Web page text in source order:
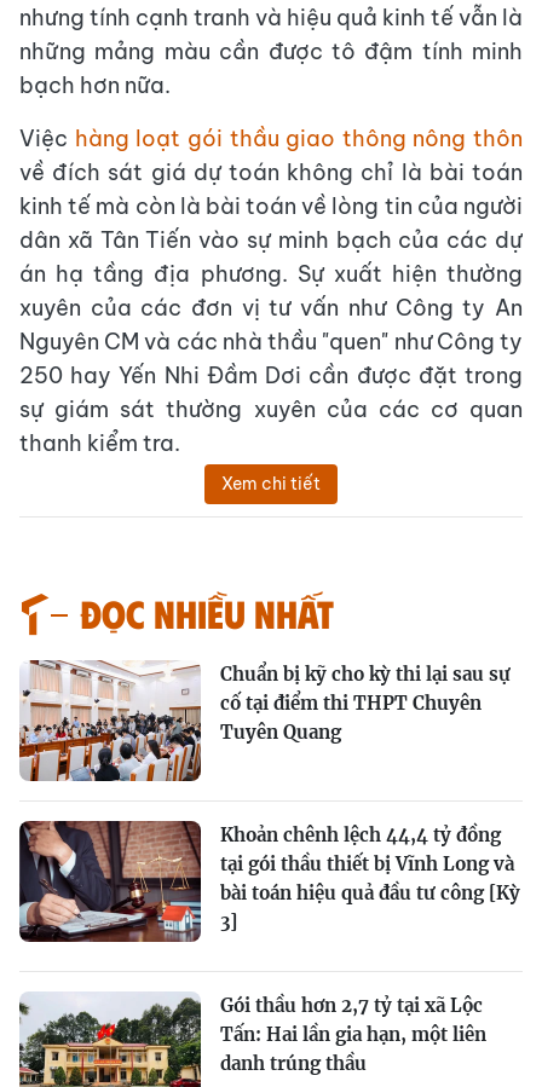
nhưng tính cạnh tranh và hiệu quả kinh tế vẫn là
những mảng màu cần được tô đậm tính minh
bạch hơn nữa.
Việc hàng loạt gói thầu giao thông nông thôn
về đích sát giá dự toán không chỉ là bài toán
kinh tế mà còn là bài toán về lòng tin của người
dân xã Tân Tiến vào sự minh bạch của các dự
án hạ tầng địa phương. Sự xuất hiện thường
xuyên của các đơn vị tư vấn như Công ty An
Nguyên CM và các nhà thầu "quen" như Công ty
250 hay Yến Nhi Đầm Dơi cần được đặt trong
sự giám sát thường xuyên của các cơ quan
thanh kiểm tra.
Xem chi tiết
Đọc nhiều nhất
Chuẩn bị kỹ cho kỳ thi lại sau sự
cố tại điểm thi THPT Chuyên
Tuyên Quang
Khoản chênh lệch 44,4 tỷ đồng
tại gói thầu thiết bị Vĩnh Long và
bài toán hiệu quả đầu tư công [Kỳ
3]
Gói thầu hơn 2,7 tỷ tại xã Lộc
Tấn: Hai lần gia hạn, một liên
danh trúng thầu